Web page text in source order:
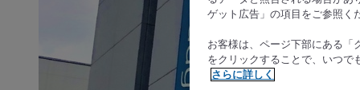
ゲット広告」の項目をご参照く
お客様は、ページ下部にある「
をクリックすることで、いつで
さらに詳しく